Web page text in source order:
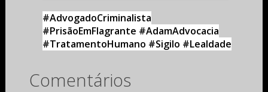
#AdvogadoCriminalista
#PrisãoEmFlagrante #AdamAdvocacia
#TratamentoHumano #Sigilo #Lealdade
Comentários